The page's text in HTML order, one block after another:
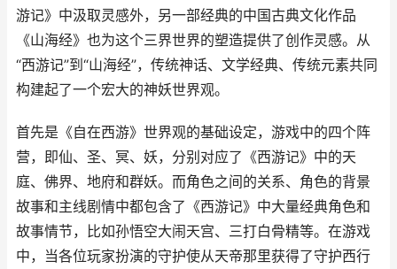
游记》中汲取灵感外，另一部经典的中国古典文化作品
《山海经》也为这个三界世界的塑造提供了创作灵感。从
“西游记”到“山海经”，传统神话、文学经典、传统元素共同
构建起了一个宏大的神妖世界观。
首先是《自在西游》世界观的基础设定，游戏中的四个阵
营，即仙、圣、冥、妖，分别对应了《西游记》中的天
庭、佛界、地府和群妖。而角色之间的关系、角色的背景
故事和主线剧情中都包含了《西游记》中大量经典角色和
故事情节，比如孙悟空大闹天宫、三打白骨精等。在游戏
中，当各位玩家扮演的守护使从天帝那里获得了守护西行